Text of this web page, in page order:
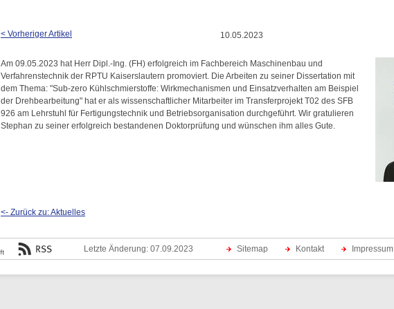
10.05.2023
< Vorheriger Artikel
Am 09.05.2023 hat Herr Dipl.-Ing. (FH) erfolgreich im Fachbereich Maschinenbau und
Verfahrenstechnik der RPTU Kaiserslautern promoviert. Die Arbeiten zu seiner Dissertation mit
dem Thema: "Sub-zero Kühlschmierstoffe: Wirkmechanismen und Einsatzverhalten am Beispiel
der Drehbearbeitung" hat er als wissenschaftlicher Mitarbeiter im Transferprojekt T02 des SFB
926 am Lehrstuhl für Fertigungstechnik und Betriebsorganisation durchgeführt. Wir gratulieren
Stephan zu seiner erfolgreich bestandenen Doktorprüfung und wünschen ihm alles Gute.
<- Zurück zu: Aktuelles
Sitemap Kontakt Impressum
Letzte Änderung: 07.09.2023